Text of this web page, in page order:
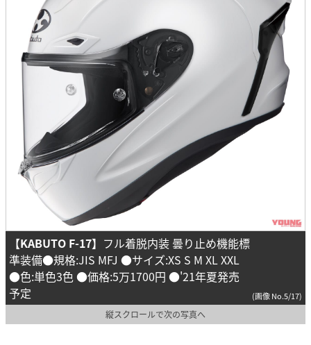
【KABUTO F-17】 フル着脱内装 曇り止め機能標
準装備●規格:JIS MFJ ●サイズ:XS S M XL XXL
●色:単色3色 ●価格:5万1700円 ●'21年夏発売
予定
(画像 No.5/17)
縦スクロールで次の写真へ